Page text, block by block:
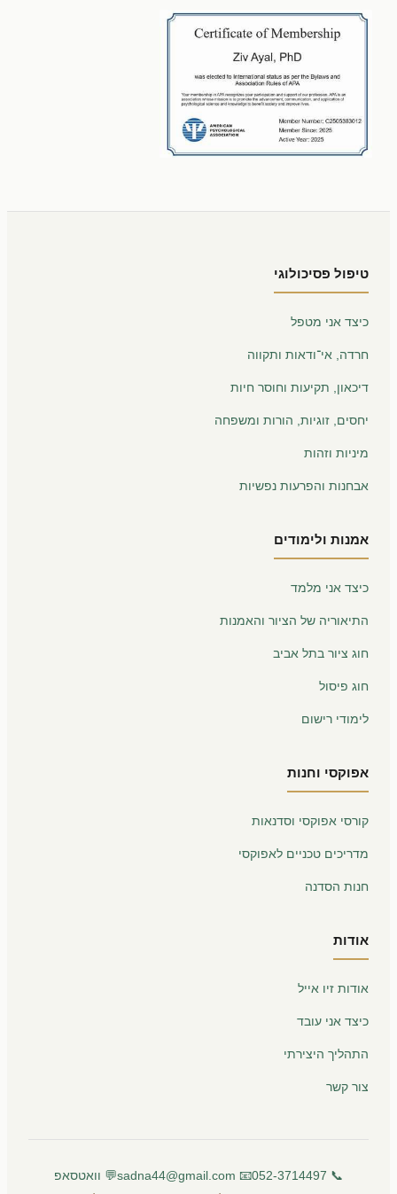
טיפול פסיכולוגי
כיצד אני מטפל
חרדה, אי־ודאות ותקווה
דיכאון, תקיעות וחוסר חיות
יחסים, זוגיות, הורות ומשפחה
מיניות וזהות
אבחנות והפרעות נפשיות
אמנות ולימודים
כיצד אני מלמד
התיאוריה של הציור והאמנות
חוג ציור בתל אביב
חוג פיסול
לימודי רישום
אפוקסי וחנות
קורסי אפוקסי וסדנאות
מדריכים טכניים לאפוקסי
חנות הסדנה
אודות
אודות זיו אייל
כיצד אני עובד
התהליך היצירתי
צור קשר
📞 052-3714497
📧 sadna44@gmail.com
💬 וואטסאפ